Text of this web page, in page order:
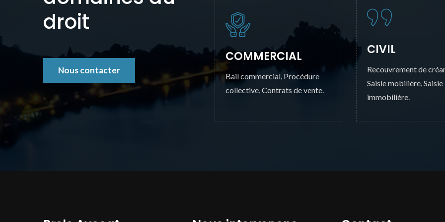
droit
Nous contacter
COMMERCIAL
Bail commercial, Procédure
collective, Contrats de vente.
CIVIL
Recouvrement de
Saisie mobilière, Saisie
immobilière.